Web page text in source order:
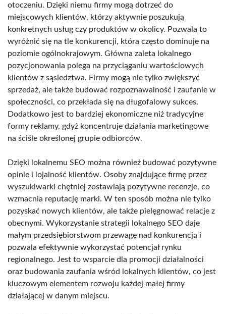
otoczeniu. Dzięki niemu firmy mogą dotrzeć do
miejscowych klientów, którzy aktywnie poszukują
konkretnych usług czy produktów w okolicy. Pozwala to
wyróżnić się na tle konkurencji, która często dominuje na
poziomie ogólnokrajowym. Główna zaleta lokalnego
pozycjonowania polega na przyciąganiu wartościowych
klientów z sąsiedztwa. Firmy mogą nie tylko zwiększyć
sprzedaż, ale także budować rozpoznawalność i zaufanie w
społeczności, co przekłada się na długofalowy sukces.
Dodatkowo jest to bardziej ekonomiczne niż tradycyjne
formy reklamy, gdyż koncentruje działania marketingowe
na ściśle określonej grupie odbiorców.
Dzięki lokalnemu SEO można również budować pozytywne
opinie i lojalność klientów. Osoby znajdujące firmę przez
wyszukiwarki chętniej zostawiają pozytywne recenzje, co
wzmacnia reputację marki. W ten sposób można nie tylko
pozyskać nowych klientów, ale także pielęgnować relacje z
obecnymi. Wykorzystanie strategii lokalnego SEO daje
małym przedsiębiorstwom przewagę nad konkurencją i
pozwala efektywnie wykorzystać potencjał rynku
regionalnego. Jest to wsparcie dla promocji działalności
oraz budowania zaufania wśród lokalnych klientów, co jest
kluczowym elementem rozwoju każdej małej firmy
działającej w danym miejscu.